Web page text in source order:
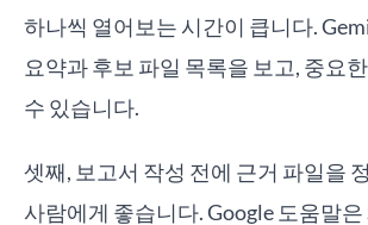
하나씩 열어보는 시간이 큽니다.
요약과 후보 파일 목록을 보고, 중요
수 있습니다.
셋째, 보고서 작성 전에 근거 파일을
사람에게 좋습니다. Google 도움말은